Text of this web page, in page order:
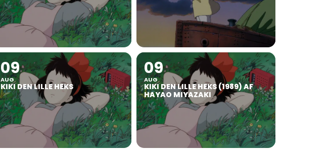
09
AUG
KIKI DEN LILLE HEKS
09
AUG
KIKI DEN LILLE HEKS (1989) AF
HAYAO MIYAZAKI